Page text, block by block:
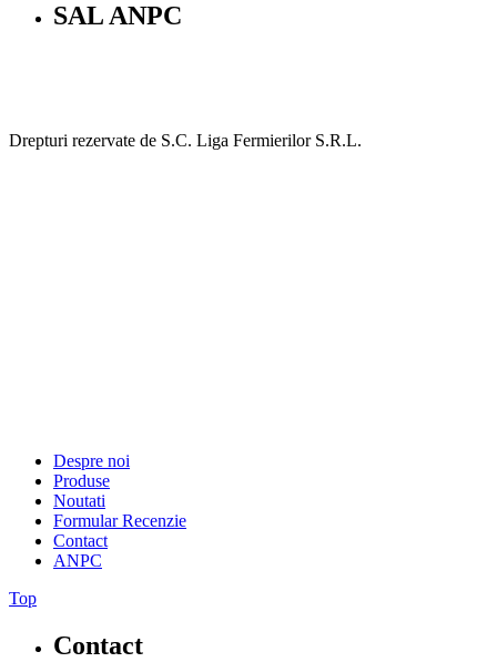
SAL ANPC
Drepturi rezervate de S.C. Liga Fermierilor S.R.L.
Despre noi
Produse
Noutati
Formular Recenzie
Contact
ANPC
Top
Contact